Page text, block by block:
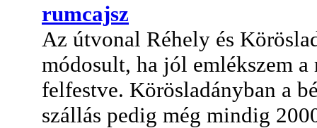
rumcajsz
Az útvonal Réhely és
módosult, ha jól emlékszem
felfestve. Körösladányban a
szállás pedig még mindig